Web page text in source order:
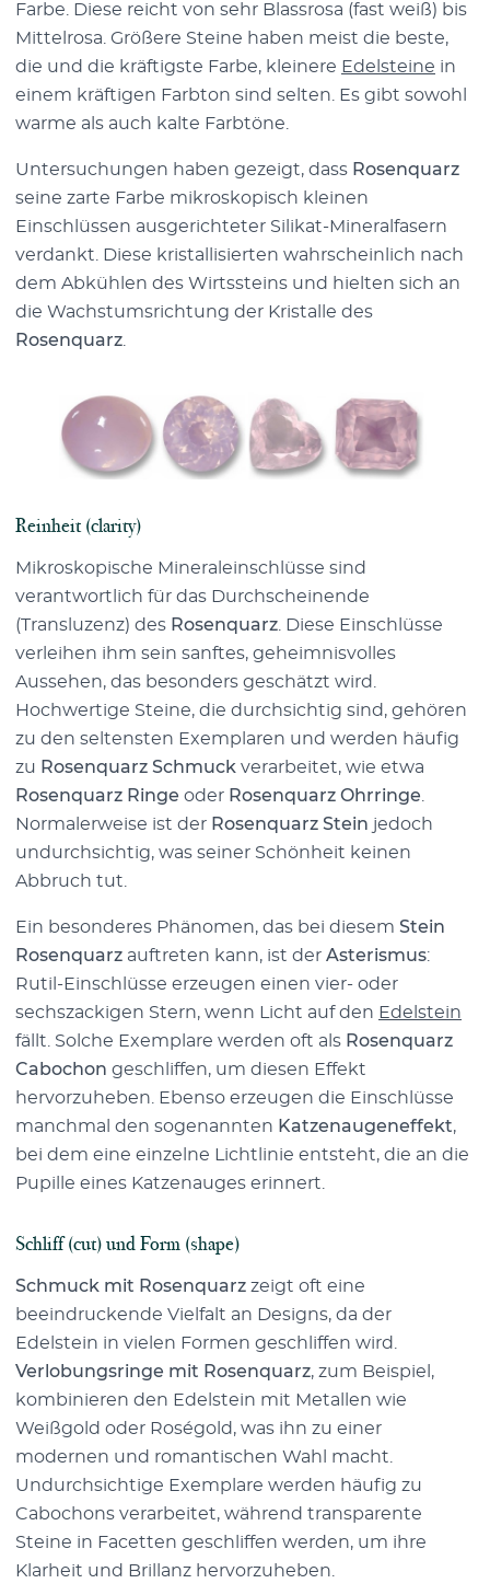
Farbe. Diese reicht von sehr Blassrosa (fast weiß) bis
Mittelrosa. Größere Steine haben meist die beste,
die und die kräftigste Farbe, kleinere Edelsteine in
einem kräftigen Farbton sind selten. Es gibt sowohl
warme als auch kalte Farbtöne.
Untersuchungen haben gezeigt, dass Rosenquarz
seine zarte Farbe mikroskopisch kleinen
Einschlüssen ausgerichteter Silikat-Mineralfasern
verdankt. Diese kristallisierten wahrscheinlich nach
dem Abkühlen des Wirtssteins und hielten sich an
die Wachstumsrichtung der Kristalle des
Rosenquarz
Reinheit (clarity)
Mikroskopische Mineraleinschlüsse sind
verantwortlich für das Durchscheinende
(Transluzenz) des Rosenquarz . Diese Einschlüsse
verleihen ihm sein sanftes, geheimnisvolles
Aussehen, das besonders geschätzt wird.
Hochwertige Steine, die durchsichtig sind, gehören
zu den seltensten Exemplaren und werden häufig
zu Rosenquarz Schmuck verarbeitet, wie etwa
Rosenquarz Ringe oder Rosenquarz Ohrringe
Normalerweise ist der Rosenquarz Stein jedoch
undurchsichtig, was seiner Schönheit keinen
Abbruch tut.
Ein besonderes Phänomen, das bei diesem Stein
Rosenquarz auftreten kann, ist der Asterismus:
Rutil-Einschlüsse erzeugen einen vier- oder
sechszackigen Stern, wenn Licht auf den Edelstein
fällt. Solche Exemplare werden oft als Rosenquarz
Cabochon geschliffen, um diesen Effekt
hervorzuheben. Ebenso erzeugen die Einschlüsse
manchmal den sogenannten Katzenaugeneffekt,
bei dem eine einzelne Lichtlinie entsteht, die an die
Pupille eines Katzenauges erinnert.
Schliff (cut) und Form (shape)
Schmuck mit Rosenquarz zeigt oft eine
beeindruckende Vielfalt an Designs, da der
Edelstein in vielen Formen geschliffen wird.
Verlobungsringe mit Rosenquarz, zum Beispiel,
kombinieren den Edelstein mit Metallen wie
Weißgold oder Roségold, was ihn zu einer
modernen und romantischen Wahl macht.
Undurchsichtige Exemplare werden häufig zu
Cabochons verarbeitet, während transparente
Steine in Facetten geschliffen werden, um ihre
Klarheit und Brillanz hervorzuheben.